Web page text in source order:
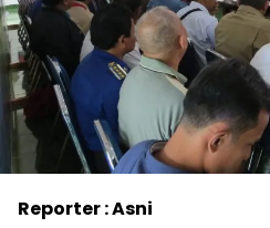
Reporter : Asni